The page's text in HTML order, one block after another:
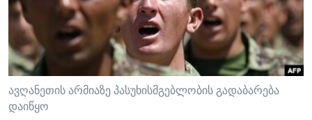
ᲡᲢᲣᲓᲘᲐ ᲕᲐᲨᲘᲜᲒᲢᲝᲜᲘ
ᲔᲙᲝᲜᲝᲛᲘᲙᲐ
ᲯᲐᲜᲛᲠᲗᲔᲚᲝᲑᲐ
ᲛᲔᲪᲜᲘᲔᲠᲔᲑᲐ
ᲘᲜᲢᲔᲠᲕᲘᲣ
ᲙᲣᲚᲢᲣᲠᲐ
Learning English
ᲗᲕᲐᲚᲘ ᲒᲕᲐᲓᲔᲕᲜᲔᲗ
ავღანეთის არმიაზე პასუხისმგებლობის გადაბარება
დაიწყო